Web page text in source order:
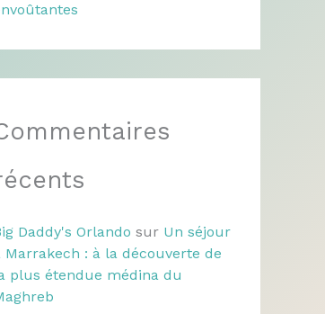
Daddy's Orlando sur Un séjour
Marrakech : à la découverte de
plus étendue médina du